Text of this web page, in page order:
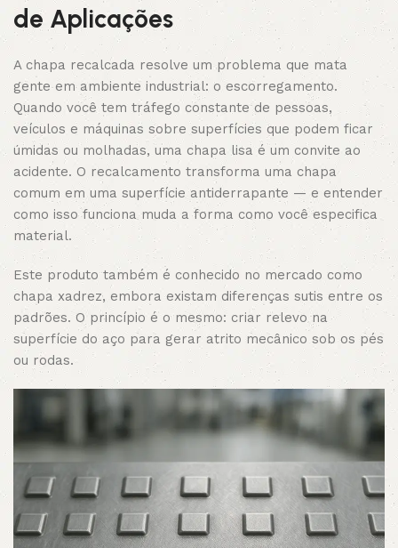
de Aplicações
A chapa recalcada resolve um problema que mata
gente em ambiente industrial: o escorregamento.
Quando você tem tráfego constante de pessoas,
veículos e máquinas sobre superfícies que podem ficar
úmidas ou molhadas, uma chapa lisa é um convite ao
acidente. O recalcamento transforma uma chapa
comum em uma superfície antiderrapante — e entender
como isso funciona muda a forma como você especifica
material.
Este produto também é conhecido no mercado como
chapa xadrez, embora existam diferenças sutis entre os
padrões. O princípio é o mesmo: criar relevo na
superfície do aço para gerar atrito mecânico sob os pés
ou rodas.